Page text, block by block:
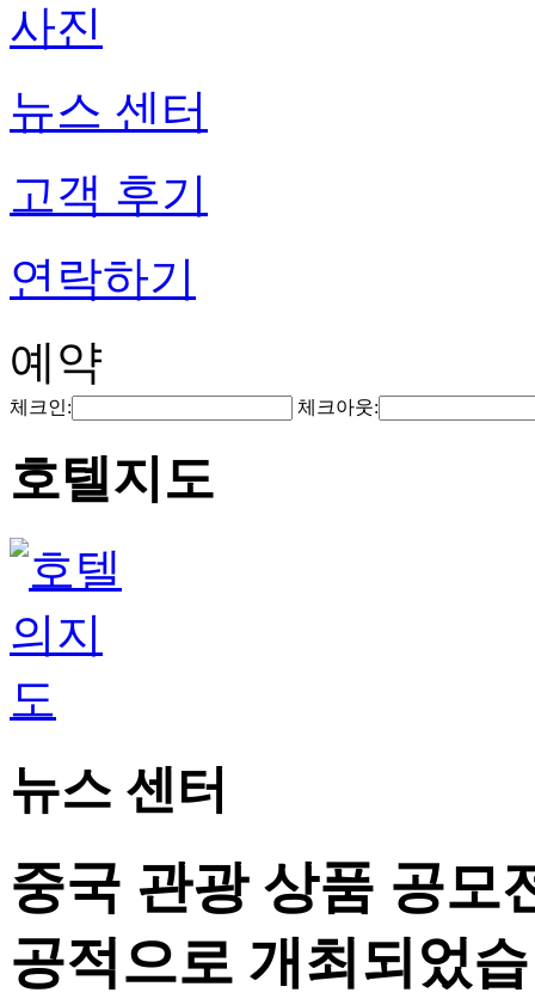
사진
뉴스 센터
고객 후기
연락하기
예약
체크인: 체크아웃:
호텔지도
뉴스 센터
중국 관광 상품 공모
공적으로 개최되었